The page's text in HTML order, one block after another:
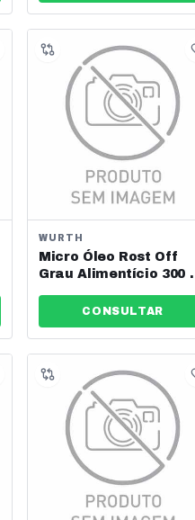
WURTH
Micro Óleo Rost Off
Grau Alimentício 300
CONSULTAR